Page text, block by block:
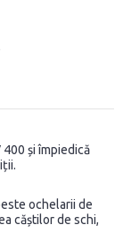
și împiedică
ochelarii de
căștilor de schi,